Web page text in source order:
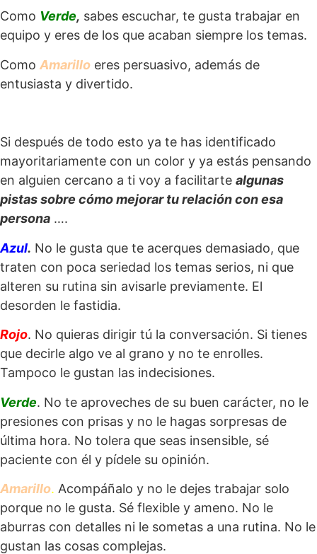
Como Verde, sabes escuchar, te gusta trabajar en
equipo y eres de los que acaban siempre los temas.
Como Amarillo eres persuasivo, además de
entusiasta y divertido.
Si después de todo esto ya te has identificado
mayoritariamente con un color y ya estás pensando
en alguien cercano a ti voy a facilitarte algunas
pistas sobre cómo mejorar tu relación con esa
persona ….
Azul. No le gusta que te acerques demasiado, que
traten con poca seriedad los temas serios, ni que
alteren su rutina sin avisarle previamente. El
desorden le fastidia.
Rojo. No quieras dirigir tú la conversación. Si tienes
que decirle algo ve al grano y no te enrolles.
Tampoco le gustan las indecisiones.
Verde. No te aproveches de su buen carácter, no le
presiones con prisas y no le hagas sorpresas de
última hora. No tolera que seas insensible, sé
paciente con él y pídele su opinión.
Amarillo. Acompáñalo y no le dejes trabajar solo
porque no le gusta. Sé flexible y ameno. No le
aburras con detalles ni le sometas a una rutina. No le
gustan las cosas complejas.